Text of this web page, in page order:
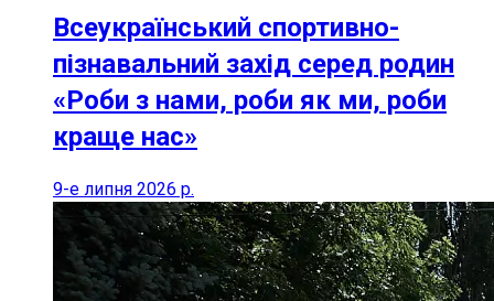
Всеукраїнський спортивно-
пізнавальний захід серед родин
«Роби з нами, роби як ми, роби
краще нас»
9-е липня 2026 р.